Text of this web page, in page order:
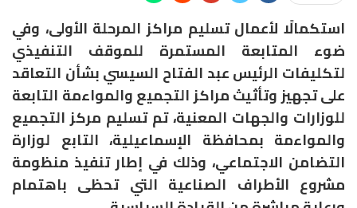
استكمالًا لأعمال تسليم مراكز المرحلة الأولى، وفي
ضوء المتابعة المستمرة للموقف التنفيذي
لتكليفات الرئيس عبد الفتاح السيسي بشأن التعاقد
على تجهيز وتأثيث مراكز التجميع والمواءمة التابعة
للوزارات والجهات المعنية، تم تسليم مركز التجميع
والمواءمة بمحافظة الإسماعيلية، التابع لوزارة
التضامن الاجتماعي، وذلك في إطار تنفيذ منظومة
مشروع الأطراف الصناعية التي تحظى باهتمام